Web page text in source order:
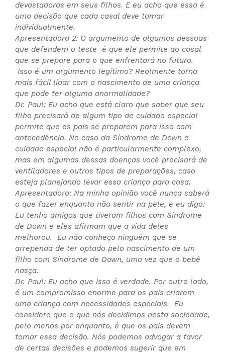
devastadoras em seus filhos. E eu acho que essa é
uma decisão que cada casal deve tomar
individualmente.
Apresentadora 2: O argumento de algumas pessoas
que defendem o teste é que ele permite ao casal
que se prepare para o que enfrentará no futuro.
Isso é um argumento legítimo? Realmente torna
mais fácil lidar com o nascimento de uma criança
que pode ter alguma anormalidade?
Dr. Paul: Eu acho que está claro que saber que seu
filho precisará de algum tipo de cuidado especial
permite que os pais se preparem para isso com
antecedência. No caso da Síndrome de Down o
cuidado especial não é particularmente complexo,
mas em algumas dessas doenças você precisará de
ventiladores e outros tipos de preparações, caso
esteja planejando levar essa criança para casa.
Apresentadora: Na minha opinião você nunca saberá
o que fazer enquanto não sentir na pele, e eu digo:
Eu tenho amigos que tiveram filhos com Síndrome
de Down e eles afirmam que a vida deles
melhorou. Eu não conheço ninguém que se
arrependa de ter optado pelo nascimento de um
filho com Síndrome de Down, uma vez que o bebê
nasça.
Dr. Paul: Eu acho que isso é verdade. Por outro lado,
é um compromisso enorme para os pais criarem
uma criança com necessidades especiais. Eu
considero que o que nós decidimos nesta sociedade,
pelo menos por enquanto, é que os pais devem
tomar essa decisão. Nós podemos advogar a favor
de certas decisões e podemos sugerir que em